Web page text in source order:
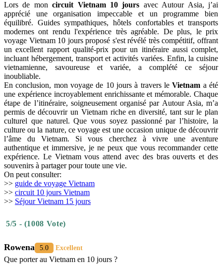
Lors de moncircuit Vietnam 10 jours avec Autour Asia, j’ai
apprécié une organisation impeccable et un programme bien
équilibré. Guides sympathiques, hôtels confortables et transports
modernes ont rendu l'expérience très agréable. De plus, le prix
voyage Vietnam 10 jours proposé s'est révélé très compétitif, offrant
un excellent rapport qualité-prix pour un itinéraire aussi complet,
incluant hébergement, transport et activités variées. Enfin, la cuisine
vietnamienne, savoureuse et variée, a complété ce séjour
inoubliable.
En conclusion, mon voyage de 10 jours à travers leVietnam a été
une expérience incroyablement enrichissante et mémorable. Chaque
étape de l’itinéraire, soigneusement organisé par Autour Asia, m’a
permis de découvrir un Vietnam riche en diversité, tant sur le plan
culturel que naturel. Que vous soyez passionné par l’histoire, la
culture ou la nature, ce voyage est une occasion unique de découvrir
l’âme du Vietnam. Si vous cherchez à vivre une aventure
authentique et immersive, je ne peux que vous recommander cette
expérience. Le Vietnam vous attend avec des bras ouverts et des
souvenirs à partager pour toute une vie.
On peut consulter:
>> guide de voyage Vietnam
>> circuit 10 jours Vietnam
>> Séjour Vietnam 15 jours
5/5 - (1008 Vote)
Rowena 5.0 Excellent
Que porter au Vietnam en 10 jours ?